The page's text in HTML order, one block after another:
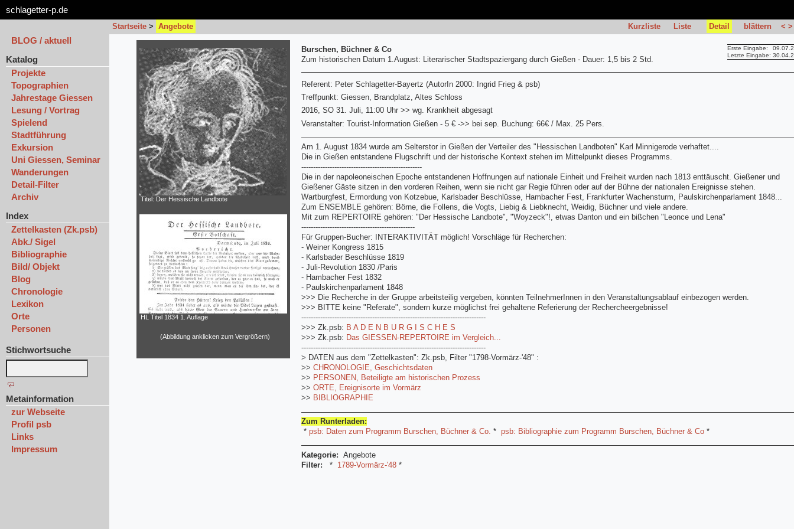
schlagetter-p.de
Startseite > Angebote Kurzliste Liste Detail blättern < >
BLOG / aktuell
Katalog
Projekte
Topographien
Jahrestage Giessen
Lesung / Vortrag
Spielend
Stadtführung
Exkursion
Uni Giessen, Seminar
Wanderungen
Detail-Filter
Archiv
Index
Zettelkasten (Zk.psb)
Abk./ Sigel
Bibliographie
Bild/ Objekt
Blog
Chronologie
Lexikon
Orte
Personen
Stichwortsuche
Metainformation
zur Webseite
Profil psb
Links
Impressum
Titel: Der Hessische Landbote
HL Titel 1834 1. Auflage
(Abbildung anklicken zum Vergrößern)
Erste Eingabe:
Letzte Eingabe:
Burschen, Büchner & Co
Zum historischen Datum 1.August: Literarischer Stadtspaziergang durch Gießen - Dauer: 1,5 bis 2 Std.
Referent: Peter Schlagetter-Bayertz (AutorIn 2000: Ingrid Frieg & psb)
Treffpunkt: Giessen, Brandplatz, Altes Schloss
2016, SO 31. Juli, 11:00 Uhr >> wg. Krankheit abgesagt
Veranstalter: Tourist-Information Gießen - 5 € ->> bei sep. Buchung: 66€ / Max. 25 Pers.
Am 1. August 1834 wurde am Selterstor in Gießen der Verteiler des "Hessischen Landboten" Karl Minnigerode verhaftet....
Die in Gießen entstandene Flugschrift und der historische Kontext stehen im Mittelpunkt dieses Programms.
---------------------------------------------------
Die in der napoleoneischen Epoche entstandenen Hoffnungen auf nationale Einheit und Freiheit wurden nach 1813 enttäuscht. Gießener und
Gießener Gäste sitzen in den vorderen Reihen, wenn sie nicht gar Regie führen oder auf der Bühne der nationalen Ereignisse stehen.
Wartburgfest, Ermordung von Kotzebue, Karlsbader Beschlüsse, Hambacher Fest, Frankfurter Wachensturm, Paulskirchenparlament 1848...
Zum ENSEMBLE gehören: Börne, die Follens, die Vogts, Liebig & Liebknecht, Weidig, Büchner und viele andere.
Mit zum REPERTOIRE gehören: "Der Hessische Landbote", "Woyzeck"!, etwas Danton und ein bißchen "Leonce und Lena"
------------------------------------------------
Für Gruppen-Bucher: INTERAKTIVITÄT möglich! Vorschläge für Recherchen:
- Weiner Kongress 1815
- Karlsbader Beschlüsse 1819
- Juli-Revolution 1830 /Paris
- Hambacher Fest 1832
- Paulskirchenparlament 1848
>>> Die Recherche in der Gruppe arbeitsteilig vergeben, könnten TeilnehmerInnen in den Veranstaltungsablauf einbezogen werden.
>>> BITTE keine "Referate", sondern kurze möglichst frei gehaltene Referierung der Rechercheergebnisse!
------------------------------------------------------------------------------
>>> Zk.psb: B A D E N B U R G I S C H E S
>>> Zk.psb: Das GIESSEN-REPERTOIRE im Vergleich...
------------------------------------------------------------------------------
> DATEN aus dem "Zettelkasten": Zk.psb, Filter "1798-Vormärz-'48" :
>> CHRONOLOGIE, Geschichtsdaten
>> PERSONEN, Beteiligte am historischen Prozess
>> ORTE, Ereignisorte im Vormärz
>> BIBLIOGRAPHIE
Zum Runterladen:
* psb: Daten zum Programm Burschen, Büchner & Co. * psb: Bibliographie zum Programm Burschen, Büchner & Co *
Kategorie: Angebote
Filter:
* 1789-Vormärz-'48 *